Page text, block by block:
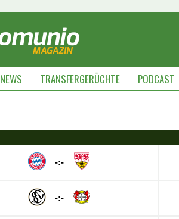
NEWS TRANSFERGERÜCHTE PODCAST
-:-
-:-